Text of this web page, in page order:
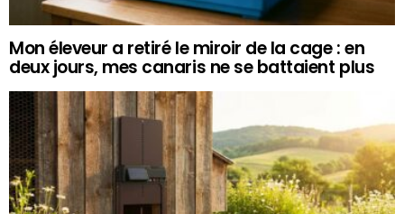
Mon éleveur a retiré le miroir de la cage : en
deux jours, mes canaris ne se battaient plus